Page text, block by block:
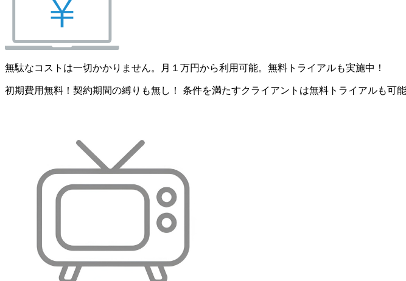
無駄なコストは一切かかりません。月１万円から利用可能。無料トライアルも実施中！
初期費用無料！契約期間の縛りも無し！ 条件を満たすクライアントは無料トライアルも可